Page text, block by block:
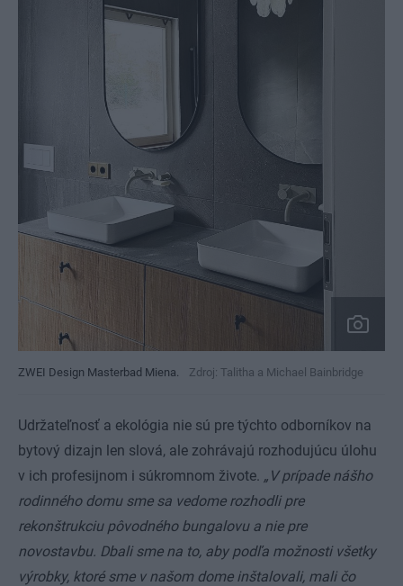
ZWEI Design Masterbad Miena. Zdroj: Talitha a Michael Bainbridge
Udržateľnosť a ekológia nie sú pre týchto odborníkov na
bytový dizajn len slová, ale zohrávajú rozhodujúcu úlohu
v ich profesijnom i súkromnom živote. „V prípade nášho
rodinného domu sme sa vedome rozhodli pre
rekonštrukciu pôvodného bungalovu a nie pre
novostavbu. Dbali sme na to, aby podľa možnosti všetky
výrobky, ktoré sme v našom dome inštalovali, mali čo